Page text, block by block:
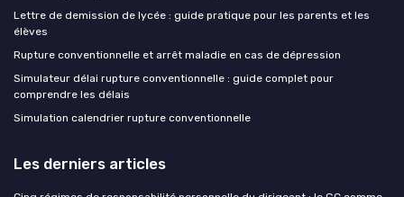
Lettre de demission de lycée : guide pratique pour les parents et les
élèves
Rupture conventionnelle et arrêt maladie en cas de dépression
Simulateur délai rupture conventionnelle : guide complet pour
comprendre les délais
Simulation calendrier rupture conventionnelle
Les derniers articles